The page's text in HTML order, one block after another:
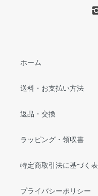
ホーム
送料・お支払い方法
返品・交換
ラッピング・領収書
特定商取引法に基づく
プライバシーポリシー